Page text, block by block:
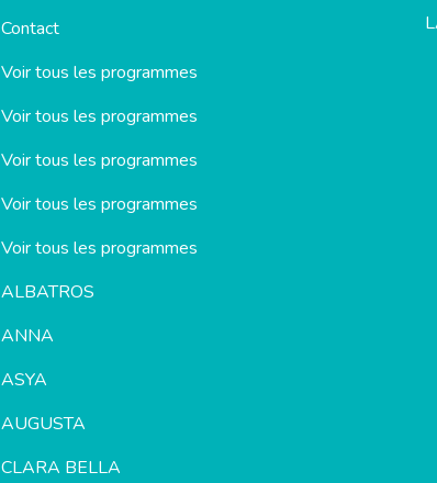
Contact
Voir tous les programmes
Voir tous les programmes
Voir tous les programmes
Voir tous les programmes
Voir tous les programmes
ALBATROS
ANNA
ASYA
AUGUSTA
CLARA BELLA